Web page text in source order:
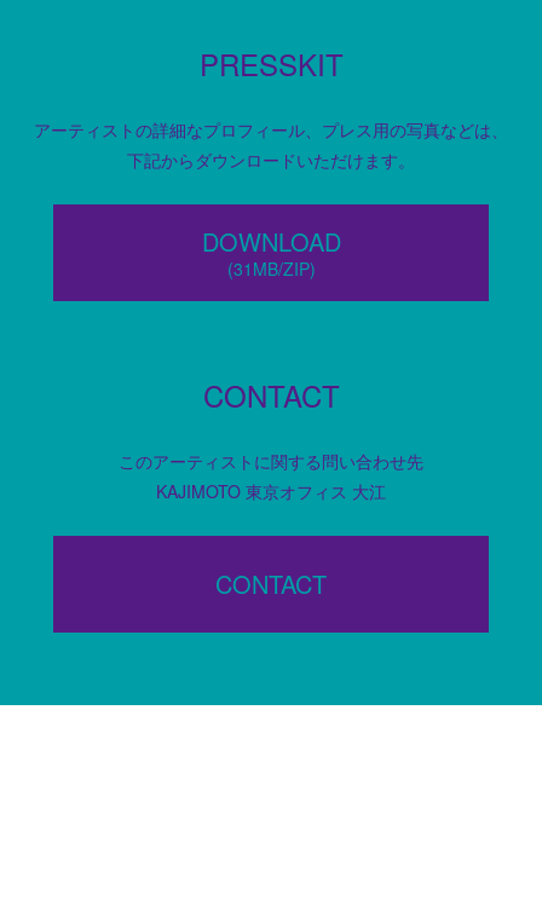
PRESSKIT
アーティストの詳細なプロフィール、プレス用の写真などは、
下記からダウンロードいただけます。
DOWNLOAD
(31MB/ZIP)
CONTACT
このアーティストに関する問い合わせ先
KAJIMOTO 東京オフィス 大江
CONTACT